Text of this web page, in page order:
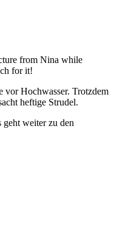
from Nina while
for it!
vor Hochwasser. Trotzdem
heftige Strudel.
geht weiter zu den